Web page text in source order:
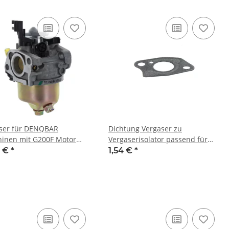
für DENQBAR
mit G200F Motor
0289, DQ-0139, DQ-
€ *
Dichtung Vergaser zu
Vergaserisolator passend für
DENQBAR Maschinen mit G200F
1,54 € *